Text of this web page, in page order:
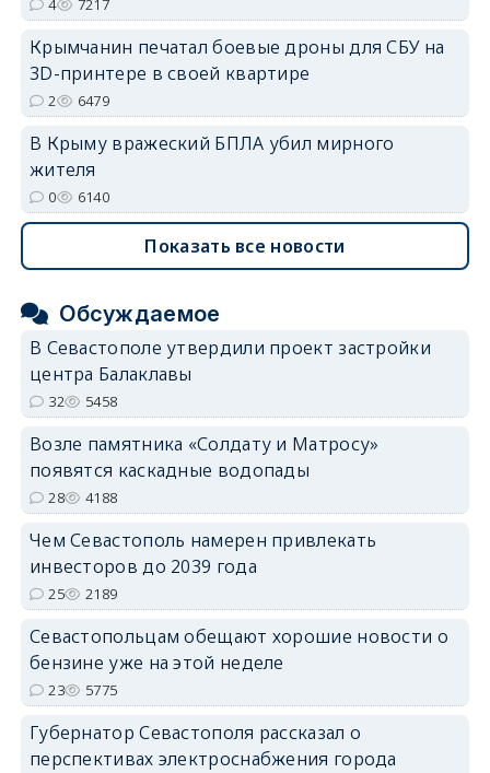
4 7217
Крымчанин печатал боевые дроны для СБУ на
3D-принтере в своей квартире
2 6479
В Крыму вражеский БПЛА убил мирного
жителя
0 6140
Показать все новости
Обсуждаемое
В Севастополе утвердили проект застройки
центра Балаклавы
32 5458
Возле памятника «Солдату и Матросу»
появятся каскадные водопады
28 4188
Чем Севастополь намерен привлекать
инвесторов до 2039 года
25 2189
Севастопольцам обещают хорошие новости о
бензине уже на этой неделе
23 5775
Губернатор Севастополя рассказал о
перспективах электроснабжения города